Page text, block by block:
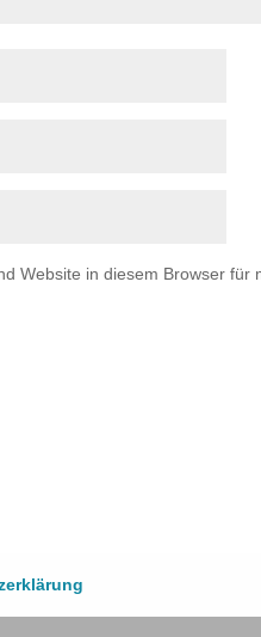
Website in diesem Browser für